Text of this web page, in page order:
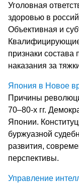
Уголовная
здоровью в
Объективная и
признаки состава
наказания за
Япония в Новое
Причины
70–80-х гг.
Японии.
буржуазной
развития,
перспективы.
Управление